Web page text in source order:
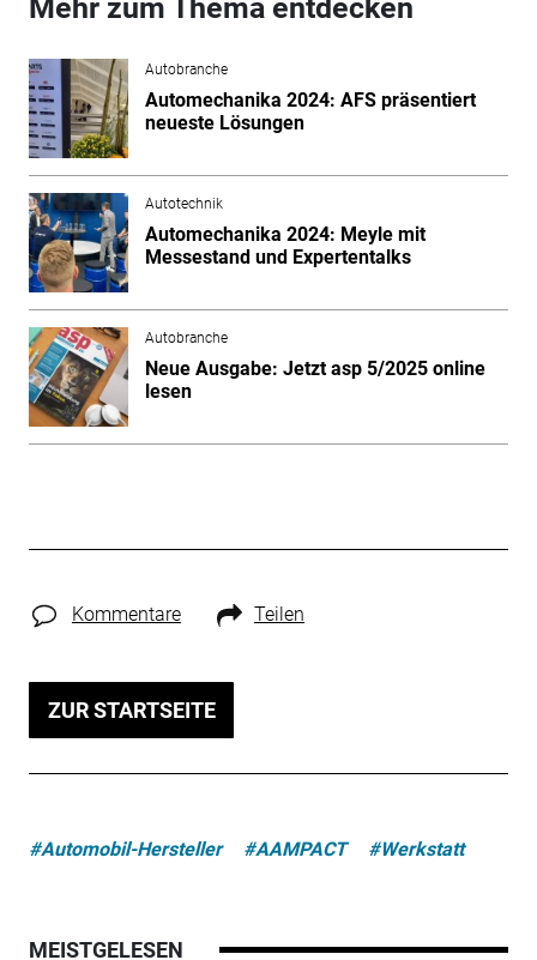
Mehr zum Thema entdecken
Autobranche
Automechanika 2024: AFS präsentiert
neueste Lösungen
Autotechnik
Automechanika 2024: Meyle mit
Messestand und Expertentalks
Autobranche
Neue Ausgabe: Jetzt asp 5/2025 online
lesen
Kommentare Teilen
ZUR STARTSEITE
#Automobil-Hersteller #AAMPACT #Werkstatt
MEISTGELESEN